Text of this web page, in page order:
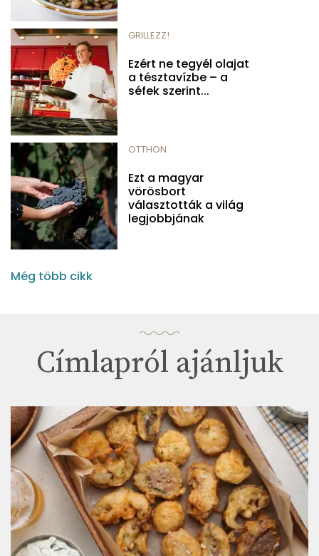
GRILLEZZ!
Ezért ne tegyél olajat
a tésztavízbe – a
séfek szerint...
OTTHON
Ezt a magyar
vörösbort
választották a világ
legjobbjának
Még több cikk
Címlapról ajánljuk